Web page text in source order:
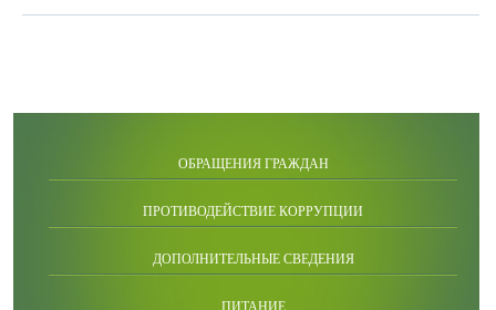
ОБРАЩЕНИЯ ГРАЖДАН
ПРОТИВОДЕЙСТВИЕ КОРРУПЦИИ
ДОПОЛНИТЕЛЬНЫЕ СВЕДЕНИЯ
ПИТАНИЕ